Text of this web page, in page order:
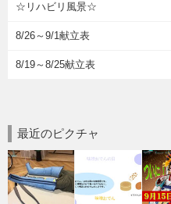
☆リハビリ風景☆
8/26～9/1献立表
8/19～8/25献立表
最近のピクチャ